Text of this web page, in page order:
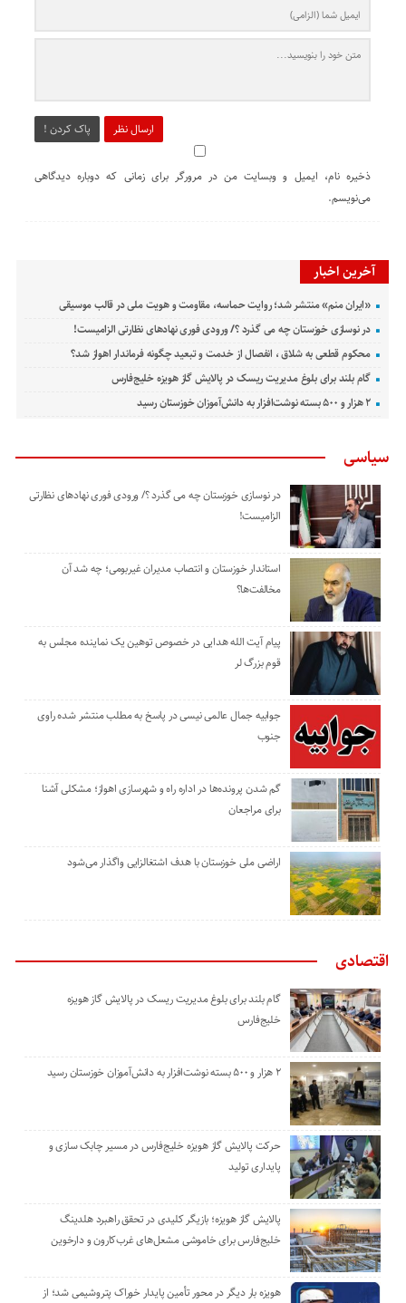
ارسال نظر پاک کردن !
ذخیره نام، ایمیل و وبسایت من در مرورگر برای زمانی که دوباره دیدگاهی
می‌نویسم.
آخرین اخبار
«ایران منم» منتشر شد؛ روایت حماسه، مقاومت و هویت ملی در قالب موسیقی
در نوسازی خوزستان چه می گذرد ؟/ ورودی فوری نهادهای نظارتی الزامیست!
محکوم قطعی به شلاق ، انفصال از خدمت و تبعید چگونه فرماندار اهواز شد؟
گام بلند برای بلوغ مدیریت ریسک در پالایش گاز هویزه خلیج‌فارس
۲ هزار و ۵۰۰ بسته نوشت‌افزار به دانش‌آموزان خوزستان رسید
سیاسی
در نوسازی خوزستان چه می گذرد ؟/ ورودی فوری نهادهای نظارتی
الزامیست!
استاندار خوزستان و انتصاب مدیران غیربومی؛ چه شد آن
مخالفت‌ها؟
پیام آیت الله هدایی در خصوص توهین یک نماینده مجلس به
قوم بزرگ لر
جوابیه جمال عالمی نیسی در پاسخ به مطلب منتشر شده راوی
جنوب
گم شدن پرونده‌ها در اداره راه و شهرسازی اهواز؛ مشکلی آشنا
برای مراجعان
اراضی ملی خوزستان با هدف اشتغالزایی واگذار می‌شود
اقتصادی
گام بلند برای بلوغ مدیریت ریسک در پالایش گاز هویزه
خلیج‌فارس
۲ هزار و ۵۰۰ بسته نوشت‌افزار به دانش‌آموزان خوزستان رسید
حرکت پالایش گاز هویزه خلیج‌فارس در مسیر چابک سازی و
پایداری تولید
پالایش گاز هویزه؛ بازیگر کلیدی در تحقق راهبرد هلدینگ
خلیج‌فارس برای خاموشی مشعل‌های غرب‌کارون و دارخوین
هویزه بار دیگر در محور تأمین پایدار خوراک پتروشیمی شد؛ از